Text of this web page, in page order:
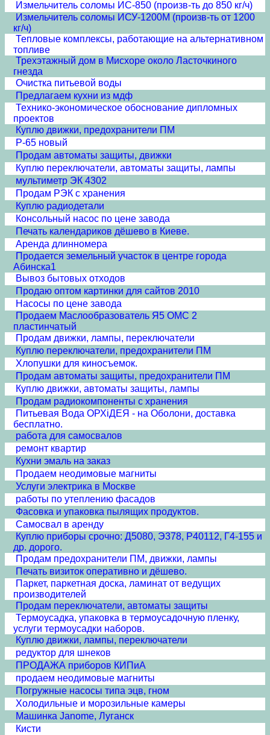
Измельчитель соломы ИС-850 (произв-ть до 850 кг/ч)
Измельчитель соломы ИСУ-1200М (произв-ть от 1200
кг/ч)
Тепловые комплексы, работающие на альтернативном
топливе
Трехэтажный дом в Мисхоре около Ласточкиного
гнезда
Очистка питьевой воды
Предлагаем кухни из мдф
Технико-экономическое обоснование дипломных
проектов
Куплю движки, предохранители ПМ
Р-65 новый
Продам автоматы защиты, движки
Куплю переключатели, автоматы защиты, лампы
мультиметр ЭК 4302
Продам РЭК с хранения
Куплю радиодетали
Консольный насос по цене завода
Печать календариков дёшево в Киеве.
Аренда длинномера
Продается земельный участок в центре города
Абинска1
Вывоз бытовых отходов
Продаю оптом картинки для сайтов 2010
Насосы по цене завода
Продаем Маслообразователь Я5 ОМС 2
пластинчатый
Продам движки, лампы, переключатели
Куплю переключатели, предохранители ПМ
Хлопушки для киносъемок.
Продам автоматы защиты, предохранители ПМ
Куплю движки, автоматы защиты, лампы
Продам радиокомпоненты с хранения
Питьевая Вода ОРХiДЕЯ - на Оболони, доставка
бесплатно.
работа для самосвалов
ремонт квартир
Кухни эмаль на заказ
Продаем неодимовые магниты
Услуги электрика в Москве
работы по утеплению фасадов
Фасовка и упаковка пылящих продуктов.
Самосвал в аренду
Куплю приборы срочно: Д5080, Э378, Р40112, Г4-155 и
др. дорого.
Продам предохранители ПМ, движки, лампы
Печать визиток оперативно и дёшево.
Паркет, паркетная доска, ламинат от ведущих
производителей
Продам переключатели, автоматы защиты
Термоусадка, упаковка в термоусадочную пленку,
услуги термоусадки наборов.
Куплю движки, лампы, переключатели
редуктор для шнеков
ПРОДАЖА приборов КИПиА
продаем неодимовые магниты
Погружные насосы типа эцв, гном
Холодильные и морозильные камеры
Машинка Janome, Луганск
Кисти